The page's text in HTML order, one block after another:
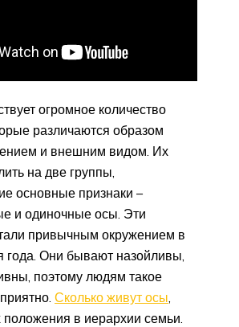
огромное количество
различаются образом
и внешним видом. Их
на две группы,
основные признаки –
и одиночные осы. Эти
привычным окружением в
года. Они бывают назойливы,
поэтому людям такое
Сколько живут осы
положения в иерархии семьи.